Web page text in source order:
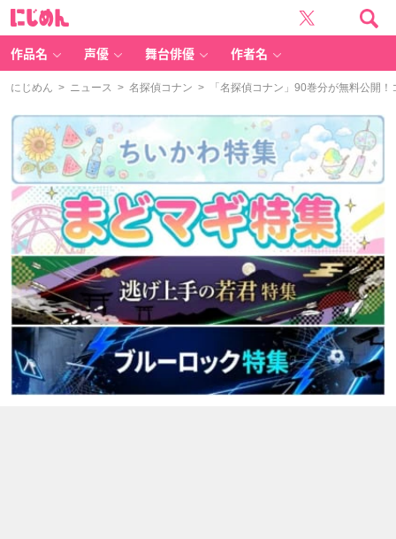
作品名 声優 舞台俳優 作者名
にじめん > ニュース > 名探偵コナン > 「名探偵コナン」90巻分が無料公開